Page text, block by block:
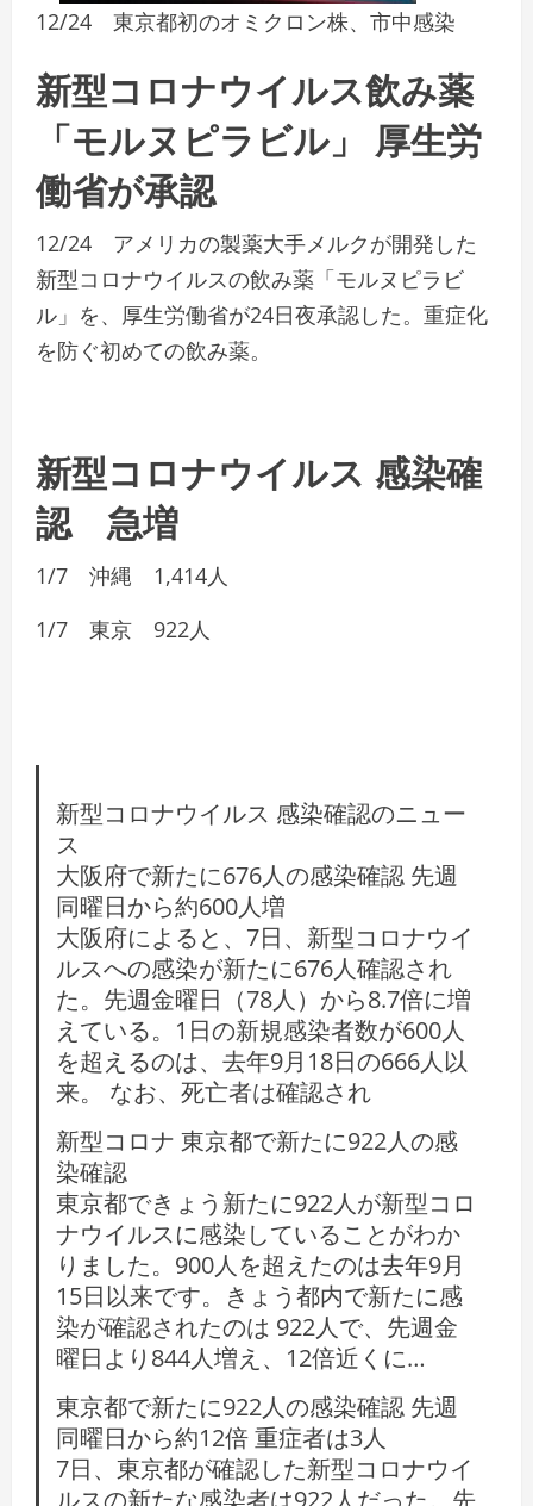
12/24 東京都初のオミクロン株、市中感染
新型コロナウイルス飲み薬
「モルヌピラビル」 厚生労
働省が承認
12/24 アメリカの製薬大手メルクが開発した
新型コロナウイルスの飲み薬「モルヌピラビ
ル」を、厚生労働省が24日夜承認した。重症化
を防ぐ初めての飲み薬。
新型コロナウイルス 感染確
認 急増
1/7 沖縄 1,414人
1/7 東京 922人
新型コロナウイルス 感染確認のニュー
ス
大阪府で新たに676人の感染確認 先週
同曜日から約600人増
大阪府によると、7日、新型コロナウイ
ルスへの感染が新たに676人確認され
た。先週金曜日（78人）から8.7倍に増
えている。1日の新規感染者数が600人
を超えるのは、去年9月18日の666人以
来。 なお、死亡者は確認され
新型コロナ 東京都で新たに922人の感
染確認
東京都できょう新たに922人が新型コロ
ナウイルスに感染していることがわか
りました。900人を超えたのは去年9月
15日以来です。きょう都内で新たに感
染が確認されたのは 922人で、先週金
曜日より844人増え、12倍近くに…
東京都で新たに922人の感染確認 先週
同曜日から約12倍 重症者は3人
7日、東京都が確認した新型コロナウイ
ルスの新たな感染者は922人だった。先